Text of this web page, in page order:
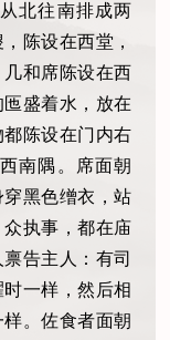
北往南排成两
陈设在西堂，
和席陈设在西
盛着水，放在
陈设在门内右
南隅。席面朝
黑色缯衣，站
执事，都在庙
告主人：有司
一样，然后相
。佐食者面朝